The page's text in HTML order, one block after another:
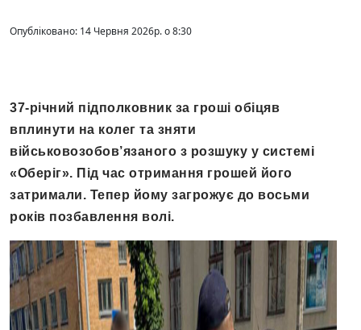
Опубліковано: 14 Червня 2026р. о 8:30
37-річний підполковник за гроші обіцяв
вплинути на колег та зняти
військовозобов’язаного з розшуку у системі
«Оберіг». Під час отримання грошей його
затримали. Тепер йому загрожує до восьми
років позбавлення волі.